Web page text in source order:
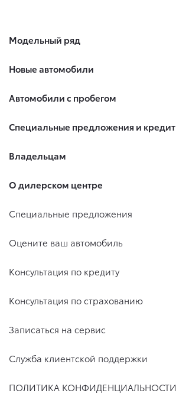
Модельный ряд
Новые автомобили
Автомобили с пробегом
Специальные предложения и кредит
Владельцам
О дилерском центре
Специальные предложения
Оцените ваш автомобиль
Консультация по кредиту
Консультация по страхованию
Записаться на сервис
Служба клиентской поддержки
ПОЛИТИКА КОНФИДЕНЦИАЛЬНОСТИ